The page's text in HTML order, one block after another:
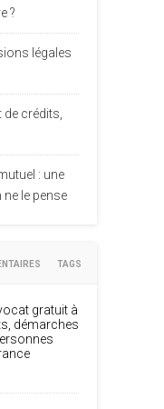
?
légales
crédits,
: une
ne le pense
TAGS
gratuit à
démarches